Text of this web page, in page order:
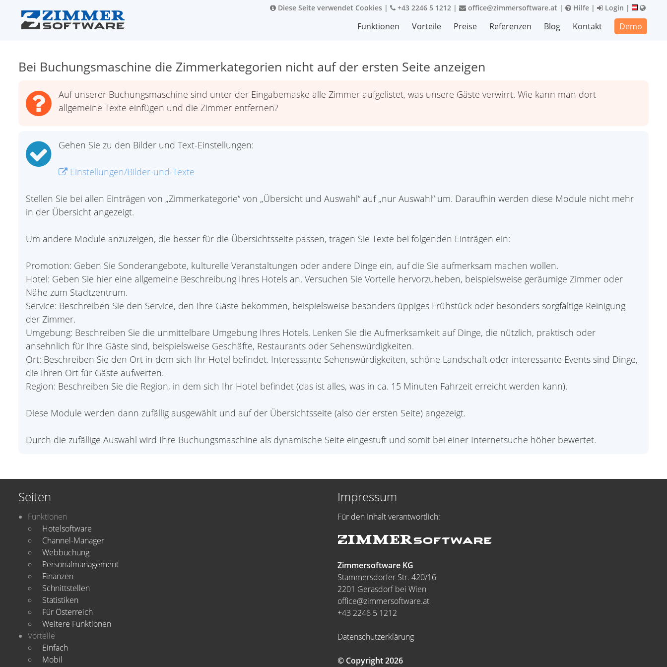
Diese Seite verwendet Cookies | +43 2246 5 1212 | office@zimmersoftware.at | Hilfe | Login |
Funktionen Vorteile Preise Referenzen Blog Kontakt Demo
Bei Buchungsmaschine die Zimmerkategorien nicht auf der ersten Seite anzeigen
Auf unserer Buchungsmaschine sind unter der Eingabemaske alle Zimmer aufgelistet, was unsere Gäste verwirrt. Wie kann man dort
allgemeine Texte einfügen und die Zimmer entfernen?
Gehen Sie zu den Bilder und Text-Einstellungen:
Einstellungen/Bilder-und-Texte
Stellen Sie bei allen Einträgen von „Zimmerkategorie“ von „Übersicht und Auswahl“ auf „nur Auswahl“ um. Daraufhin werden diese Module nicht mehr
in der Übersicht angezeigt.
Um andere Module anzuzeigen, die besser für die Übersichtsseite passen, tragen Sie Texte bei folgenden Einträgen ein:
Promotion: Geben Sie Sonderangebote, kulturelle Veranstaltungen oder andere Dinge ein, auf die Sie aufmerksam machen wollen.
Hotel: Geben Sie hier eine allgemeine Beschreibung Ihres Hotels an. Versuchen Sie Vorteile hervorzuheben, beispielsweise geräumige Zimmer oder
Nähe zum Stadtzentrum.
Service: Beschreiben Sie den Service, den Ihre Gäste bekommen, beispielsweise besonders üppiges Frühstück oder besonders sorgfältige Reinigung
der Zimmer.
Umgebung: Beschreiben Sie die unmittelbare Umgebung Ihres Hotels. Lenken Sie die Aufmerksamkeit auf Dinge, die nützlich, praktisch oder
ansehnlich für Ihre Gäste sind, beispielsweise Geschäfte, Restaurants oder Sehenswürdigkeiten.
Ort: Beschreiben Sie den Ort in dem sich Ihr Hotel befindet. Interessante Sehenswürdigkeiten, schöne Landschaft oder interessante Events sind Dinge,
die Ihren Ort für Gäste aufwerten.
Region: Beschreiben Sie die Region, in dem sich Ihr Hotel befindet (das ist alles, was in ca. 15 Minuten Fahrzeit erreicht werden kann).
Diese Module werden dann zufällig ausgewählt und auf der Übersichtsseite (also der ersten Seite) angezeigt.
Durch die zufällige Auswahl wird Ihre Buchungsmaschine als dynamische Seite eingestuft und somit bei einer Internetsuche höher bewertet.
Seiten
Funktionen
Hotelsoftware
Channel-Manager
Webbuchung
Personalmanagement
Finanzen
Schnittstellen
Statistiken
Für Österreich
Weitere Funktionen
Vorteile
Einfach
Mobil
Impressum
Für den Inhalt verantwortlich:
Zimmersoftware KG
Stammersdorfer Str. 420/16
2201 Gerasdorf bei Wien
office@zimmersoftware.at
+43 2246 5 1212
Datenschutzerklärung
© Copyright 2026